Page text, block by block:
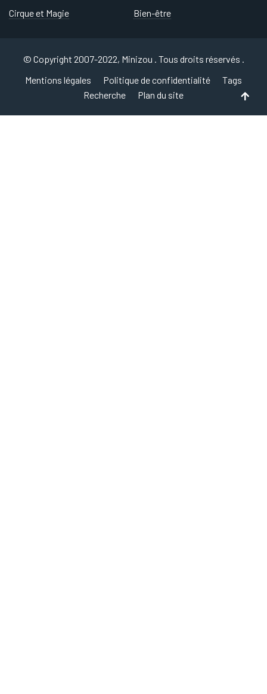
Cirque et Magie
Bien-être
© Copyright 2007-2022, Minizou . Tous droits réservés .
Mentions légales
Politique de confidentialité
Tags
Recherche
Plan du site